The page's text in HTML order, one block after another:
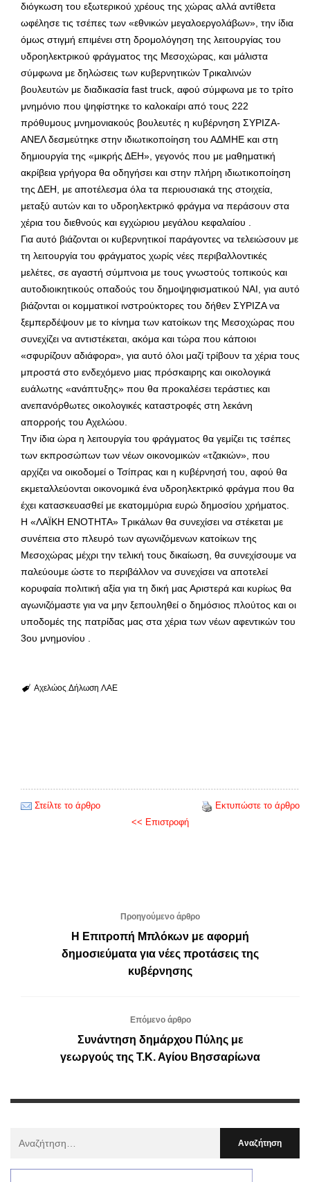
διόγκωση του εξωτερικού χρέους της χώρας αλλά αντίθετα
ωφέλησε τις τσέπες των «εθνικών μεγαλοεργολάβων», την ίδια
όμως στιγμή επιμένει στη δρομολόγηση της λειτουργίας του
υδροηλεκτρικού φράγματος της Μεσοχώρας, και μάλιστα
σύμφωνα με δηλώσεις των κυβερνητικών Τρικαλινών
βουλευτών με διαδικασία fast truck, αφού σύμφωνα με το τρίτο
μνημόνιο που ψηφίστηκε το καλοκαίρι από τους 222
πρόθυμους μνημονιακούς βουλευτές η κυβέρνηση ΣΥΡΙΖΑ-
ΑΝΕΛ δεσμεύτηκε στην ιδιωτικοποίηση του ΑΔΜΗΕ και στη
δημιουργία της «μικρής ΔΕΗ», γεγονός που με μαθηματική
ακρίβεια γρήγορα θα οδηγήσει και στην πλήρη ιδιωτικοποίηση
της ΔΕΗ, με αποτέλεσμα όλα τα περιουσιακά της στοιχεία,
μεταξύ αυτών και το υδροηλεκτρικό φράγμα να περάσουν στα
χέρια του διεθνούς και εγχώριου μεγάλου κεφαλαίου .
Για αυτό βιάζονται οι κυβερνητικοί παράγοντες να τελειώσουν με
τη λειτουργία του φράγματος χωρίς νέες περιβαλλοντικές
μελέτες, σε αγαστή σύμπνοια με τους γνωστούς τοπικούς και
αυτοδιοικητικούς οπαδούς του δημοψηφισματικού ΝΑΙ, για αυτό
βιάζονται οι κομματικοί ινστρούκτορες του δήθεν ΣΥΡΙΖΑ να
ξεμπερδέψουν με το κίνημα των κατοίκων της Μεσοχώρας που
συνεχίζει να αντιστέκεται, ακόμα και τώρα που κάποιοι
«σφυρίζουν αδιάφορα», για αυτό όλοι μαζί τρίβουν τα χέρια τους
μπροστά στο ενδεχόμενο μιας πρόσκαιρης και οικολογικά
ευάλωτης «ανάπτυξης» που θα προκαλέσει τεράστιες και
ανεπανόρθωτες οικολογικές καταστροφές στη λεκάνη
απορροής του Αχελώου.
Την ίδια ώρα η λειτουργία του φράγματος θα γεμίζει τις τσέπες
των εκπροσώπων των νέων οικονομικών «τζακιών», που
αρχίζει να οικοδομεί ο Τσίπρας και η κυβέρνησή του, αφού θα
εκμεταλλεύονται οικονομικά ένα υδροηλεκτρικό φράγμα που θα
έχει κατασκευασθεί με εκατομμύρια ευρώ δημοσίου χρήματος.
Η «ΛΑΪΚΗ ΕΝΟΤΗΤΑ» Τρικάλων θα συνεχίσει να στέκεται με
συνέπεια στο πλευρό των αγωνιζόμενων κατοίκων της
Μεσοχώρας μέχρι την τελική τους δικαίωση, θα συνεχίσουμε να
παλεύουμε ώστε το περιβάλλον να συνεχίσει να αποτελεί
κορυφαία πολιτική αξία για τη δική μας Αριστερά και κυρίως θα
αγωνιζόμαστε για να μην ξεπουληθεί ο δημόσιος πλούτος και οι
υποδομές της πατρίδας μας στα χέρια των νέων αφεντικών του
3ου μνημονίου .
Αχελώος Δήλωση ΛΑΕ
Στείλτε το άρθρο
Εκτυπώστε το άρθρο
<< Επιστροφή
Προηγούμενο άρθρο
Η Επιτροπή Μπλόκων με αφορμή
δημοσιεύματα για νέες προτάσεις της
κυβέρνησης
Επόμενο άρθρο
Συνάντηση δημάρχου Πύλης με
γεωργούς της Τ.Κ. Αγίου Βησσαρίωνα
: